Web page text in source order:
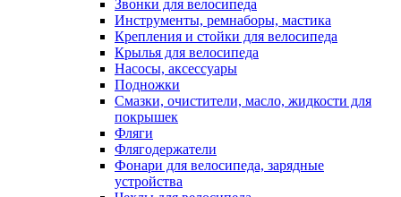
Звонки для велосипеда
Инструменты, ремнаборы, мастика
Крепления и стойки для велосипеда
Крылья для велосипеда
Насосы, аксессуары
Подножки
Смазки, очистители, масло, жидкости для
покрышек
Фляги
Флягодержатели
Фонари для велосипеда, зарядные
устройства